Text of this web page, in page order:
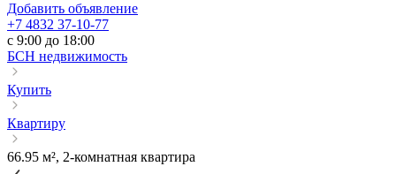
Добавить объявление
+7 4832 37-10-77
c 9:00 до 18:00
БСН недвижимость
Купить
Квартиру
66.95 м², 2-комнатная квартира